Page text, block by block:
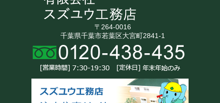
〒264-0016
千葉県千葉市若葉区大宮町2841-1